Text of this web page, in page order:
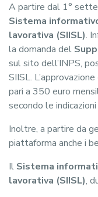
A partire dal 1°
Sistema
lavorativa (SIISL).
la domanda del
sul sito dell’INPS,
SIISL.
pari a 350 euro
secondo le
Inoltre, a partire da
piattaforma anche i
Il Sistema
lavorativa (SIISL),